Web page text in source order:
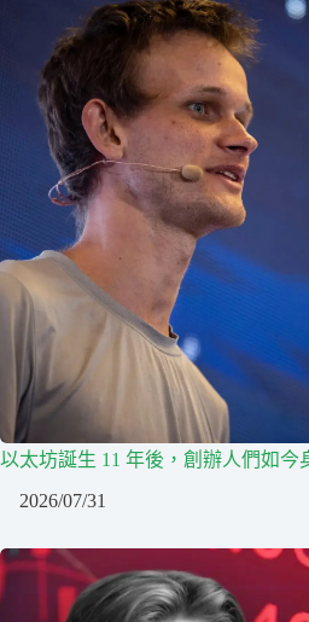
以太坊誕生 11 年後，創辦人們如今
2026/07/31